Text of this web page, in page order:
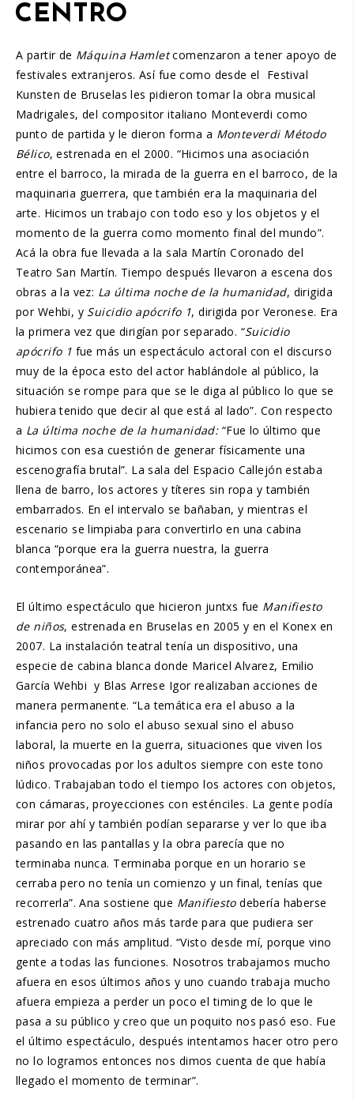
CENTRO
A partir de Máquina Hamletcomenzaron a tener apoyo de
festivales extranjeros. Así fue como desde el Festival
Kunsten de Bruselas les pidieron tomar la obra musical
Madrigales, del compositor italiano Monteverdi como
punto de partida y le dieron forma a Monteverdi Método
Bélico, estrenada en el 2000. “Hicimos una asociación
entre el barroco, la mirada de la guerra en el barroco, de la
maquinaria guerrera, que también era la maquinaria del
arte. Hicimos un trabajo con todo eso y los objetos y el
momento de la guerra como momento final del mundo”.
Acá la obra fue llevada a la sala Martín Coronado del
Teatro San Martín. Tiempo después llevaron a escena dos
obras a la vez: La última noche de la humanidad, dirigida
por Wehbi, y Suicidio apócrifo 1, dirigida por Veronese. Era
la primera vez que dirigían por separado. “Suicidio
apócrifo 1 fue más un espectáculo actoral con el discurso
muy de la época esto del actor hablándole al público, la
situación se rompe para que se le diga al público lo que se
hubiera tenido que decir al que está al lado”. Con respecto
a La última noche de la humanidad: “Fue lo último que
hicimos con esa cuestión de generar físicamente una
escenografía brutal”. La sala del Espacio Callejón estaba
llena de barro, los actores y títeres sin ropa y también
embarrados. En el intervalo se bañaban, y mientras el
escenario se limpiaba para convertirlo en una cabina
blanca “porque era la guerra nuestra, la guerra
contemporánea”.
El último espectáculo que hicieron juntxs fue Manifiesto
de niños, estrenada en Bruselas en 2005 y en el Konex en
2007. La instalación teatral tenía un dispositivo, una
especie de cabina blanca donde Maricel Alvarez, Emilio
García Wehbi y Blas Arrese Igor realizaban acciones de
manera permanente. “La temática era el abuso a la
infancia pero no solo el abuso sexual sino el abuso
laboral, la muerte en la guerra, situaciones que viven los
niños provocadas por los adultos siempre con este tono
lúdico. Trabajaban todo el tiempo los actores con objetos,
con cámaras, proyecciones con esténciles. La gente podía
mirar por ahí y también podían separarse y ver lo que iba
pasando en las pantallas y la obra parecía que no
terminaba nunca. Terminaba porque en un horario se
cerraba pero no tenía un comienzo y un final, tenías que
recorrerla”. Ana sostiene que Manifiestodebería haberse
estrenado cuatro años más tarde para que pudiera ser
apreciado con más amplitud. “Visto desde mí, porque vino
gente a todas las funciones. Nosotros trabajamos mucho
afuera en esos últimos años y uno cuando trabaja mucho
afuera empieza a perder un poco el timing de lo que le
pasa a su público y creo que un poquito nos pasó eso. Fue
el último espectáculo, después intentamos hacer otro pero
no lo logramos entonces nos dimos cuenta de que había
llegado el momento de terminar”.